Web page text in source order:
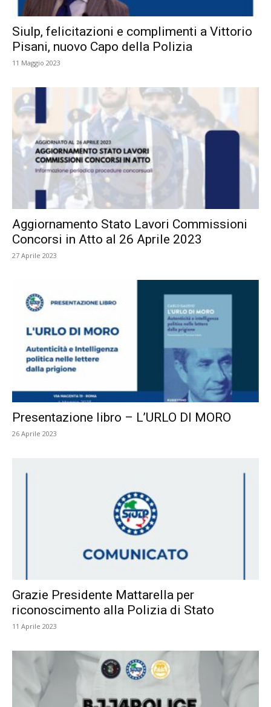
Siulp, felicitazioni e complimenti a Vittorio
Pisani, nuovo Capo della Polizia
11 Maggio 2023
Aggiornamento Stato Lavori Commissioni
Concorsi in Atto al 26 Aprile 2023
27 Aprile 2023
Presentazione libro – L’URLO DI MORO
26 Aprile 2023
Grazie Presidente Mattarella per
riconoscimento alla Polizia di Stato
11 Aprile 2023